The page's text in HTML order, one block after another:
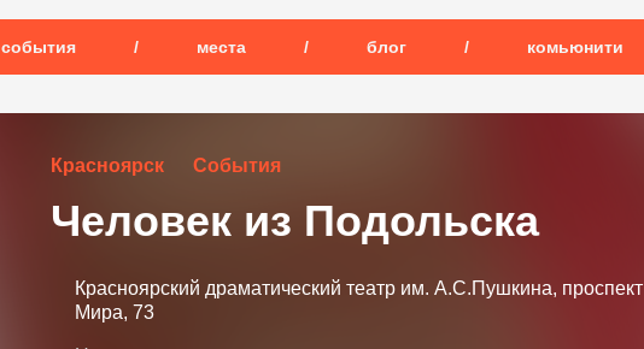
события / места / блог / комьюнити
Красноярск События
Человек из Подольска
Красноярский драматический театр им. А.С.Пушкина, проспект
Мира, 73